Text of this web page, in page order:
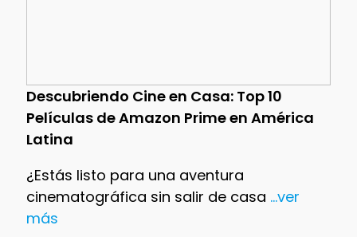
Descubriendo Cine en Casa: Top 10
Películas de Amazon Prime en América
Latina
¿Estás listo para una aventura
cinematográfica sin salir de casa ...ver
más